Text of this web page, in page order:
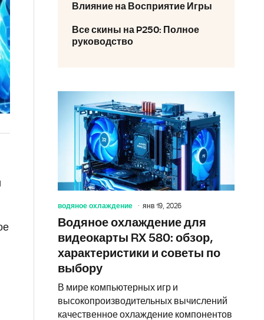
Влияние на Восприятие Игры
Все скины на P250: Полное
руководство
водяное охлаждение янв 19, 2026
Водяное охлаждение для
видеокарты RX 580: обзор,
характеристики и советы по
выбору
В мире компьютерных игр и
высокопроизводительных вычислений
качественное охлаждение компонентов